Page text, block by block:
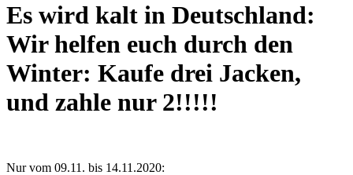
Es wird kalt in Deutschland:
Wir helfen euch durch den
Winter: Kaufe drei Jacken,
und zahle nur 2!!!!!
Nur vom 09.11. bis 14.11.2020: